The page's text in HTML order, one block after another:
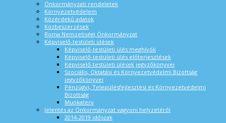
Önkormányzati rendeletek
Környezetvédelem
Közérdekű adatok
Közbeszerzések
Roma Nemzetiségi Önkormányzat
Képviselő-testületi ülések
Képviselő-testületi ülés meghívók
Képviselő-testületi ülés előterjesztések
Képviselő-testületi ülések jegyzőkönyvei
Szociális, Oktatási és Környezetvédelmi Bizottság
jegyzőkönyvei
Pénzügyi, Településfejlesztési és Környezetvédelmi
Bizottság
Munkaterv
Jelentés az Önkormányzat vagyoni helyzetéről
2014-2019 időszak